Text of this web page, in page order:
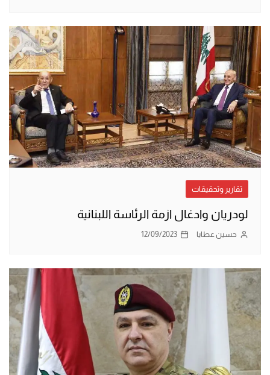
تقارير وتحقيقات
لودريان وادغال ازمة الرئاسة اللبنانية
حسين عطايا 12/09/2023